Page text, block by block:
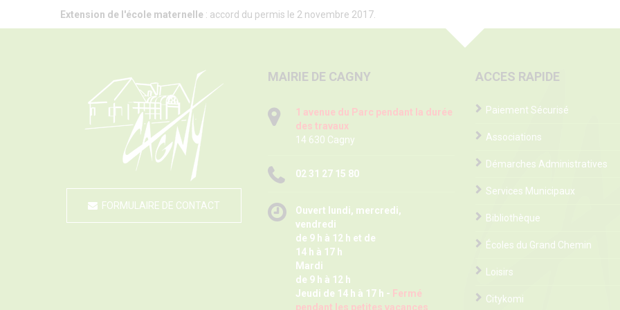
Extension de l'école maternelle : accord du permis le 2 novembre 2017.
FORMULAIRE DE CONTACT
MAIRIE DE CAGNY
1 avenue du Parc pendant la durée
des travaux
14 630 Cagny
02 31 27 15 80
Ouvert lundi, mercredi,
vendredi
de 9 h à 12 h et de
14 h à 17 h
Mardi
de 9 h à 12 h
Jeudi de 14 h à 17 h - Fermé
pendant les petites vacances
ACCES RAPIDE
Paiement Sécurisé
Associations
Démarches Administratives
Services Municipaux
Bibliothèque
Écoles du Grand Chemin
Loisirs
Citykomi